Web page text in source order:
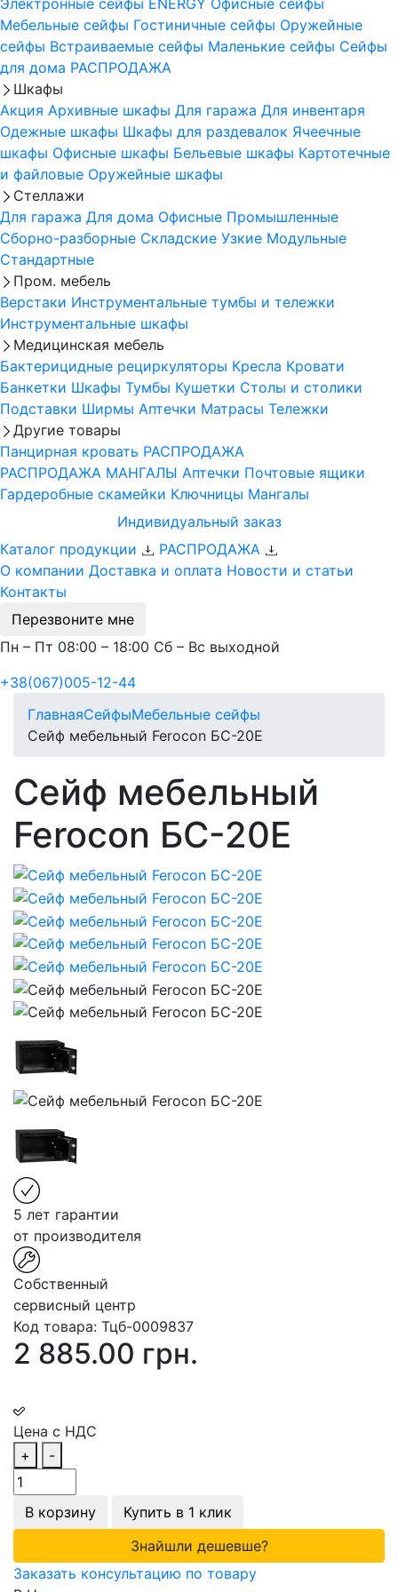
Мебельные сейфы Гостиничные сейфы Оружейные
сейфы Встраиваемые сейфы Маленькие сейфы Сейфы
для дома РАСПРОДАЖА
Шкафы
Акция Архивные шкафы Для гаража Для инвентаря
Одежные шкафы Шкафы для раздевалок Ячеечные
шкафы Офисные шкафы Бельевые шкафы Картотечные
и файловые Оружейные шкафы
Стеллажи
Для гаража Для дома Офисные Промышленные
Сборно-разборные Складские Узкие Модульные
Стандартные
Пром. мебель
Верстаки Инструментальные тумбы и тележки
Инструментальные шкафы
Медицинская мебель
Бактерицидные рециркуляторы Кресла Кровати
Банкетки Шкафы Тумбы Кушетки Столы и столики
Подставки Ширмы Аптечки Матрасы Тележки
Другие товары
Панцирная кровать РАСПРОДАЖА
РАСПРОДАЖА МАНГАЛЫ Аптечки Почтовые ящики
Гардеробные скамейки Ключницы Мангалы
Индивидуальный заказ
Каталог продукции
РАСПРОДАЖА
О компании Доставка и оплата Новости и статьи
Контакты
Перезвоните мне
Пн – Пт 08:00 – 18:00 Сб – Вс выходной
+38(067)005-12-44
ГлавнаяСейфыМебельные сейфы
Сейф мебельный Ferocon БС-20Е
Сейф мебельный
Ferocon БС-20Е
5 лет гарантии
от производителя
Собственный
сервисный центр
Код товара: Тцб-0009837
2 885.00 грн.
Цена с НДС
+
-
В корзину
Купить в 1 клик
Знайшли дешевше?
Заказать консультацию по товару